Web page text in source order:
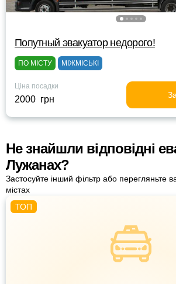
Попутный эвакуатор недорого!
ПО МІСТУ МІЖМІСЬКІ
Ціна посадки
2000 грн
Не знайшли відповідні
Лужанах?
Застосуйте інший фільтр або перегляньте
містах